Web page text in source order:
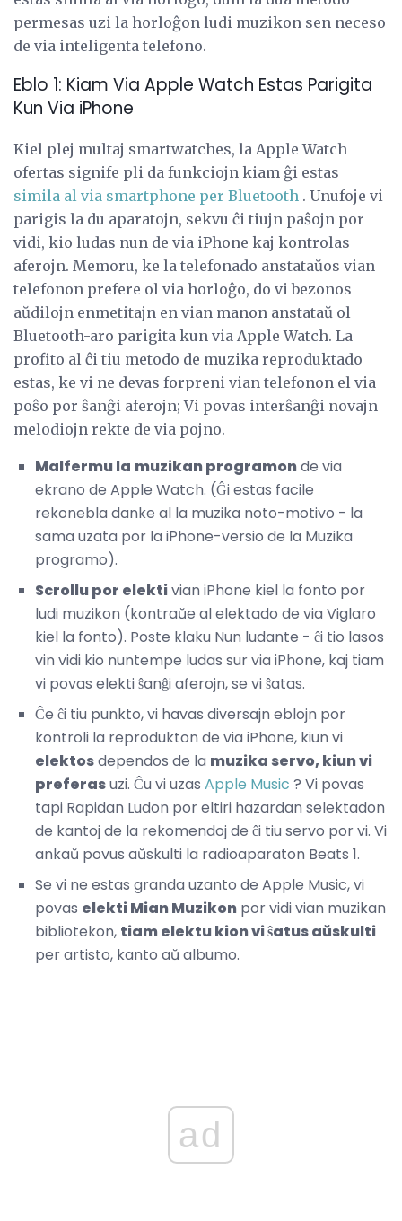
permesas uzi la horloĝon ludi muzikon sen neceso
de via inteligenta telefono.
Eblo 1: Kiam Via Apple Watch Estas Parigita
Kun Via iPhone
Kiel plej multaj smartwatches, la Apple Watch
ofertas signife pli da funkciojn kiam ĝi estas
simila al via smartphone per Bluetooth . Unufoje vi
parigis la du aparatojn, sekvu ĉi tiujn paŝojn por
vidi, kio ludas nun de via iPhone kaj kontrolas
aferojn. Memoru, ke la telefonado anstataŭos vian
telefonon prefere ol via horloĝo, do vi bezonos
aŭdilojn enmetitajn en vian manon anstataŭ ol
Bluetooth-aro parigita kun via Apple Watch. La
profito al ĉi tiu metodo de muzika reproduktado
estas, ke vi ne devas forpreni vian telefonon el via
poŝo por ŝanĝi aferojn; Vi povas interŝanĝi novajn
melodiojn rekte de via pojno.
Malfermu la muzikan programonde via
ekrano de Apple Watch. (Ĝi estas facile
rekonebla danke al la muzika noto-motivo - la
sama uzata por la iPhone-versio de la Muzika
programo).
Scrollu por elektivian iPhone kiel la fonto por
ludi muzikon (kontraŭe al elektado de via Viglaro
kiel la fonto). Poste klaku Nun ludante - ĉi tio lasos
vin vidi kio nuntempe ludas sur via iPhone, kaj tiam
vi povas elekti ŝanĝi aferojn, se vi ŝatas.
Ĉe ĉi tiu punkto, vi havas diversajn eblojn por
kontroli la reprodukton de via iPhone, kiun vi
elektosdependos de la muzika servo, kiun vi
preferasuzi. Ĉu vi uzas Apple Music ? Vi povas
tapi Rapidan Ludon por eltiri hazardan selektadon
de kantoj de la rekomendoj de ĉi tiu servo por vi. Vi
ankaŭ povus aŭskulti la radioaparaton Beats 1.
Se vi ne estas granda uzanto de Apple Music, vi
povas elekti Mian Muzikon por vidi vian muzikan
bibliotekon, tiam elektu kion vi ŝatus aŭskulti
per artisto, kanto aŭ albumo.
ad